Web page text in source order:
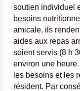
soutien individuel
besoins
amicale, ils
aides aux repas
soient servis (8 h
environ une
les besoins et les
résident. Par